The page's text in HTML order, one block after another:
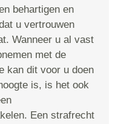
behartigen en
u vertrouwen
Wanneer u al vast
met de
kan dit voor u doen
is, is het ook
Een strafrecht